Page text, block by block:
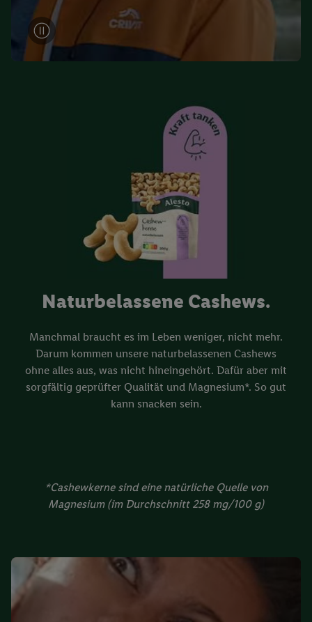
Naturbelassene Cashews.
Manchmal braucht es im Leben weniger, nicht mehr.
Darum kommen unsere naturbelassenen Cashews
ohne alles aus, was nicht hineingehört. Dafür aber mit
sorgfältig geprüfter Qualität und Magnesium*. So gut
kann snacken sein.
*Cashewkerne sind eine natürliche Quelle von
Magnesium (im Durchschnitt 258 mg/100 g)